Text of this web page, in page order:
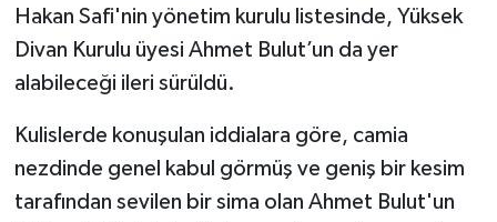
Hakan Safi'nin yönetim kurulu listesinde, Yüksek
Divan Kurulu üyesi Ahmet Bulut’un da yer
alabileceği ileri sürüldü.
Kulislerde konuşulan iddialara göre, camia
nezdinde genel kabul görmüş ve geniş bir kesim
tarafından sevilen bir sima olan Ahmet Bulut'un